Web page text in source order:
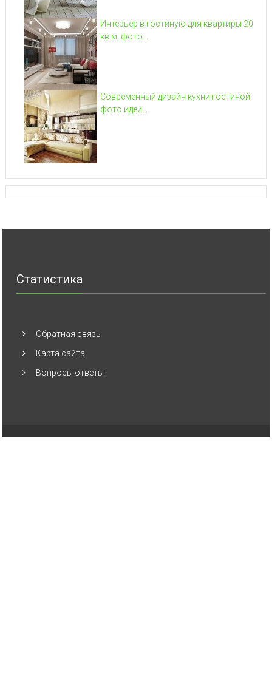
Интерьер в гостиную для квартиры 20
кв м, фото...
Современный дизайн кухни гостиной,
фото идеи...
Статистика
Обратная связь
Карта сайта
Вопросы ответы